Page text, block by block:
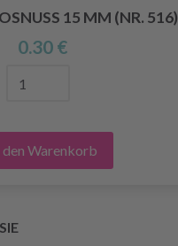
15 MM (NR. 516)
0.30 €
den Warenkorb